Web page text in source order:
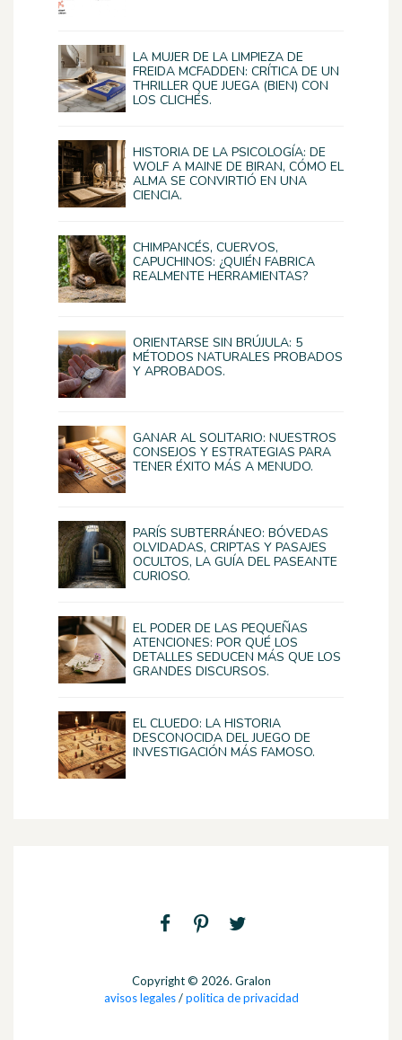
LA MUJER DE LA LIMPIEZA DE
FREIDA MCFADDEN: CRÍTICA DE UN
THRILLER QUE JUEGA (BIEN) CON
LOS CLICHÉS.
HISTORIA DE LA PSICOLOGÍA: DE
WOLF A MAINE DE BIRAN, CÓMO EL
ALMA SE CONVIRTIÓ EN UNA
CIENCIA.
CHIMPANCÉS, CUERVOS,
CAPUCHINOS: ¿QUIÉN FABRICA
REALMENTE HERRAMIENTAS?
ORIENTARSE SIN BRÚJULA: 5
MÉTODOS NATURALES PROBADOS
Y APROBADOS.
GANAR AL SOLITARIO: NUESTROS
CONSEJOS Y ESTRATEGIAS PARA
TENER ÉXITO MÁS A MENUDO.
PARÍS SUBTERRÁNEO: BÓVEDAS
OLVIDADAS, CRIPTAS Y PASAJES
OCULTOS, LA GUÍA DEL PASEANTE
CURIOSO.
EL PODER DE LAS PEQUEÑAS
ATENCIONES: POR QUÉ LOS
DETALLES SEDUCEN MÁS QUE LOS
GRANDES DISCURSOS.
EL CLUEDO: LA HISTORIA
DESCONOCIDA DEL JUEGO DE
INVESTIGACIÓN MÁS FAMOSO.
Copyright © 2026. Gralon
avisos legales/politica de privacidad